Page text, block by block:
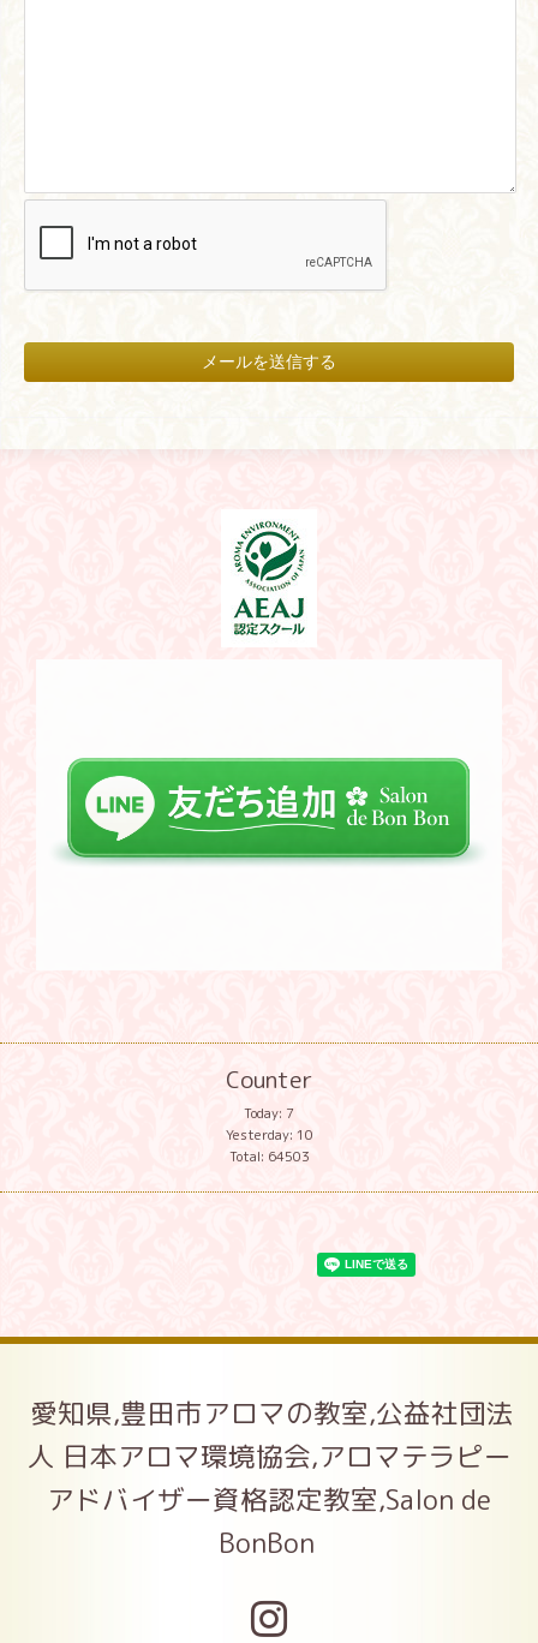
Counter
Today: 7
Yesterday: 10
Total: 64503
愛知県,豊田市アロマの教室,公益社団法
人 日本アロマ環境協会,アロマテラピー
アドバイザー資格認定教室,Salon de
BonBon